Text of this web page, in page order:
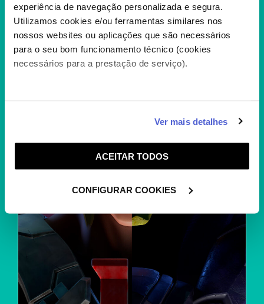
experiência de navegação personalizada e segura.
Utilizamos cookies e/ou ferramentas similares nos
nossos websites ou aplicações que são necessários
para o seu bom funcionamento técnico (cookies
necessários para a prestação de serviço).
este serviço às suas preferências e apresentar-lhe
funcionalidades (cookies de personalização e
funcionalidade) e adaptar anúncios aos seus interesses
(cookies de publicidade personalizada). Pode gerir a
Cookies".
Ver mais detalhes
ACEITAR TODOS
CONFIGURAR COOKIES
A FÁBRICA DOS SONHOS